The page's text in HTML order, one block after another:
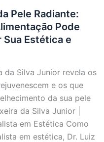
Pele Radiante:
Pode
Estética e
da Silva Junior revela os
e os que
da sua pele
da Silva Junior |
em Estética Como
em estética, Dr. Luiz